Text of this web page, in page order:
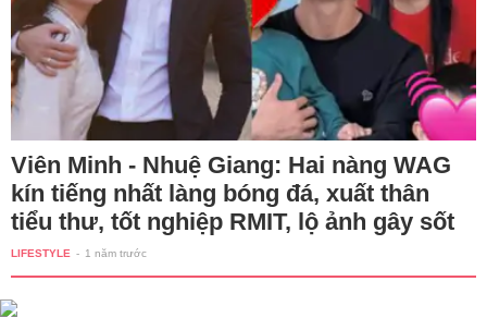
Viên Minh - Nhuệ Giang: Hai nàng WAG
kín tiếng nhất làng bóng đá, xuất thân
tiểu thư, tốt nghiệp RMIT, lộ ảnh gây sốt
LIFESTYLE - 1 năm trước